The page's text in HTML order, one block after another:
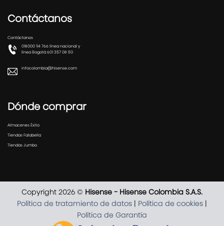
Contáctanos
Contáctanos
018000 114 766 línea nacional y
línea Bogotá 601 357 08 50
infocolombia@hisense.com
Dónde comprar
Almacenes Éxito
Tiendas Falabella
Tiendas Jumbo
Copyright 2026 © Hisense - Hisense Colombia S.A.S.
Política de tratamiento de datos | Política de cookies |
Política de Garantía